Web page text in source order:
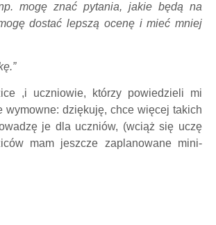
mogę znać pytania, jakie będą na
dostać lepszą ocenę i mieć mniej
,i uczniowie, którzy powiedzieli mi
wymowne: dziękuję, chce więcej takich
je dla uczniów, (wciąż się uczę
mam jeszcze zaplanowane mini-